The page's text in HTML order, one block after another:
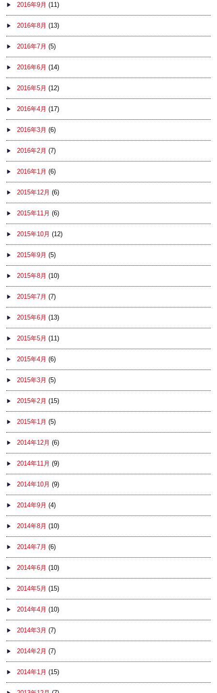
2016年9月 (11)
2016年8月 (13)
2016年7月 (5)
2016年6月 (14)
2016年5月 (12)
2016年4月 (17)
2016年3月 (6)
2016年2月 (7)
2016年1月 (6)
2015年12月 (6)
2015年11月 (6)
2015年10月 (12)
2015年9月 (5)
2015年8月 (10)
2015年7月 (7)
2015年6月 (13)
2015年5月 (11)
2015年4月 (6)
2015年3月 (5)
2015年2月 (15)
2015年1月 (5)
2014年12月 (6)
2014年11月 (9)
2014年10月 (9)
2014年9月 (4)
2014年8月 (10)
2014年7月 (6)
2014年6月 (10)
2014年5月 (15)
2014年4月 (10)
2014年3月 (7)
2014年2月 (7)
2014年1月 (15)